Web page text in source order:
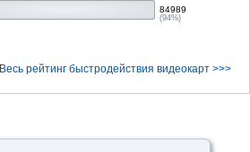
84989
(94%)
Весь рейтинг быстродействия видеокарт >>>